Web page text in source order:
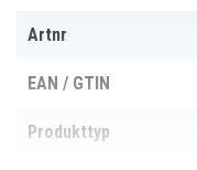
Artnr
EAN / GTIN
Produkttyp